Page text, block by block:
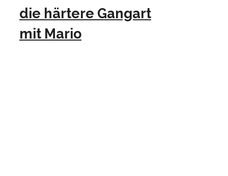
die härtere Gangart
mit Mario